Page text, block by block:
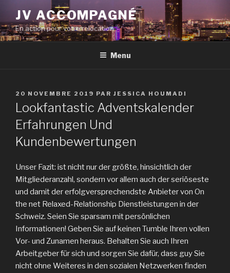
contenu
principal
JV ACCOMPAGNÉ
En action pour votre relocation
Menu
PUBLIÉ
LE
20 NOVEMBRE 2019 PAR JESSICA HOUMADI
Lookfantastic Adventskalender
Erfahrungen Und
Kundenbewertungen
Unser Fazit: ist nicht nur der größte, hinsichtlich der
Mitgliederanzahl, sondern vor allem auch der seriöseste
und damit der erfolgversprechendste Anbieter von On
the net Relaxed-Relationship Dienstleistungen in der
Schweiz. Seien Sie sparsam mit persönlichen
Informationen! Geben Sie auf keinen Tumble Ihren vollen
Vor- und Zunamen heraus. Behalten Sie auch Ihren
Arbeitgeber für sich und sorgen Sie dafür, dass guy Sie
nicht ohne Weiteres in den sozialen Netzwerken finden